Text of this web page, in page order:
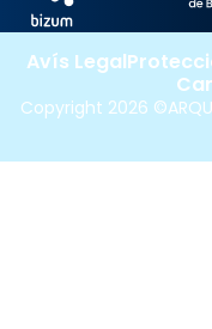
Copyright 2026
Avís Legal